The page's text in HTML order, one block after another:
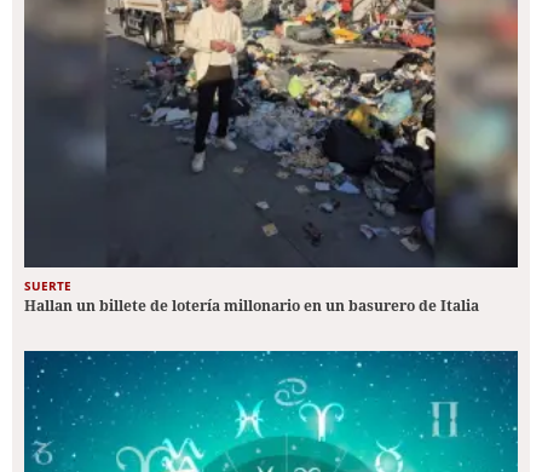
SUERTE
Hallan un billete de lotería millonario en un basurero de Italia